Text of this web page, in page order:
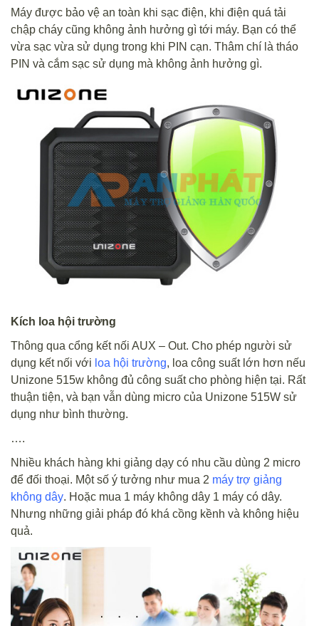
Máy được bảo vệ an toàn khi sạc điện, khi điện quá tải
chập cháy cũng không ảnh hưởng gì tới máy. Bạn có thể
vừa sạc vừa sử dụng trong khi PIN cạn. Thâm chí là tháo
PIN và cắm sạc sử dụng mà không ảnh hưởng gì.
Kích loa hội trường
Thông qua cổng kết nối AUX – Out. Cho phép người sử
dụng kết nối với loa hội trường, loa công suất lớn hơn nếu
Unizone 515w không đủ công suất cho phòng hiện tại. Rất
thuận tiện, và bạn vẫn dùng micro của Unizone 515W sử
dụng như bình thường.
….
Nhiều khách hàng khi giảng dạy có nhu cầu dùng 2 micro
để đối thoại. Một số ý tưởng như mua 2 máy trợ giảng
không dây. Hoặc mua 1 máy không dây 1 máy có dây.
Nhưng những giải pháp đó khá cồng kềnh và không hiệu
quả.